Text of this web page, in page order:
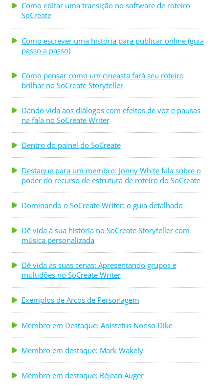
Como editar uma transição no software de roteiro
SoCreate
Como escrever uma história para publicar online (guia
passo a passo)
Como pensar como um cineasta fará seu roteiro
brilhar no SoCreate Storyteller
Dando vida aos diálogos com efeitos de voz e pausas
na fala no SoCreate Writer
Dentro do painel do SoCreate
Destaque para um membro: Jonny White fala sobre o
poder do recurso de estrutura de roteiro do SoCreate
Dominando o SoCreate Writer: o guia detalhado
Dê vida à sua história no SoCreate Storyteller com
música personalizada
Dê vida às suas cenas: Apresentando grupos e
multidões no SoCreate Writer
Exemplos de Arcos de Personagem
Membro em Destaque: Anistetus Nonso Dike
Membro em destaque: Mark Wakely
Membro em destaque: Réjean Auger